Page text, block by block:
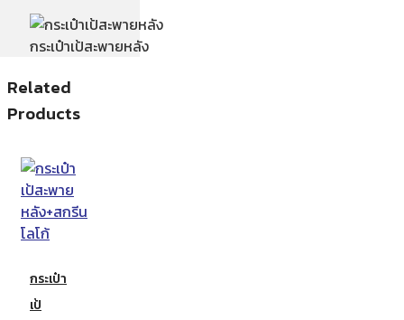
กระเป๋าเป้สะพายหลัง
Related
Products
กระเป๋า
เป้